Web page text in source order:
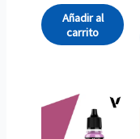
Añadir al
carrito